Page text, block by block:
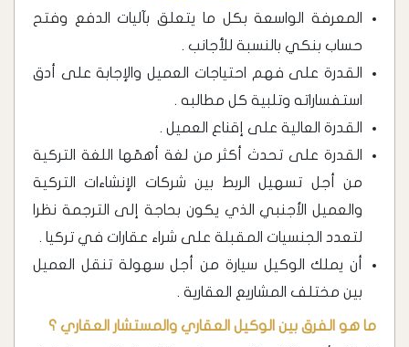
المعرفة الواسعة بكل ما يتعلق بآليات الدفع وفتح
حساب بنكي بالنسبة للأجانب .
القدرة على فهم احتياجات العميل والإجابة على أدق
استفساراته وتلبية كل مطالبه .
القدرة العالية على إقناع العميل .
القدرة على تحدث أكثر من لغة أهمّها اللغة التركية
من أجل تسهيل الربط بين شركات الإنشاءات التركية
والعميل الأجنبي الذي يكون بحاجة إلى الترجمة نظرا
لتعدد الجنسيات المقبلة على شراء عقارات في تركيا .
أن يملك الوكيل سيارة من أجل سهولة تنقل العميل
بين مختلف المشاريع العقارية .
ما هو الفرق بين الوكيل العقاري والمستشار العقاري ؟